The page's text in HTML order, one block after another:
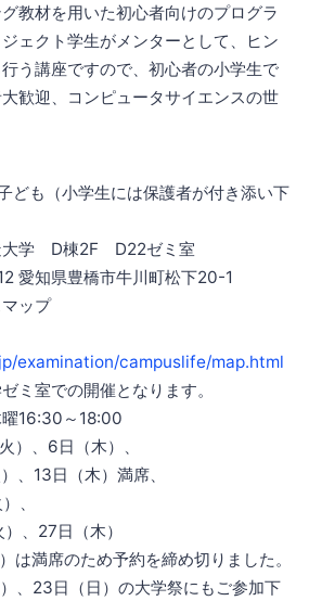
教材を用いた初心者向けのプログラ
ェクト学生がメンターとして、ヒン
う講座ですので、初心者の小学生で
歓迎、コンピュータサイエンスの世
ども（小学生には保護者が付き添い下
大学 D棟2F D22ゼミ室
豊橋市牛川町松下20-1
プ
examination/campuslife/map.html
の開催となります。
曜16:30～18:00
6日（木）、
（木）満席、
日（木）
のため予約を締め切りました。
（日）の大学祭にもご参加下